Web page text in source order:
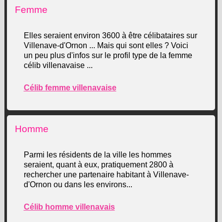
Femme
Elles seraient environ 3600 à être célibataires sur
Villenave-d'Ornon ... Mais qui sont elles ? Voici
un peu plus d'infos sur le profil type de la femme
célib villenavaise ...
Célib femme villenavaise
Homme
Parmi les résidents de la ville les hommes
seraient, quant à eux, pratiquement 2800 à
rechercher une partenaire habitant à Villenave-
d'Ornon ou dans les environs...
Célib homme villenavais